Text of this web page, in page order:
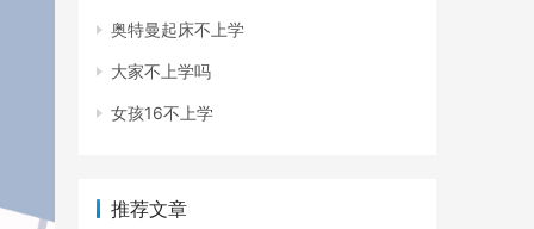
奥特曼起床不上学
大家不上学吗
女孩16不上学
推荐文章